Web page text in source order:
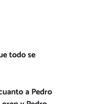
todo se
a Pedro